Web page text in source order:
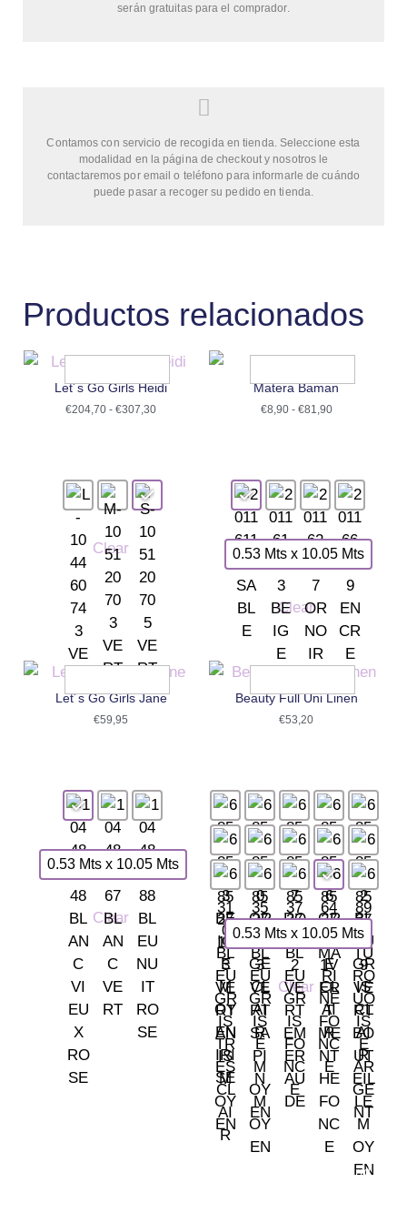
serán gratuitas para el comprador.
Contamos con servicio de recogida en tienda. Seleccione esta
modalidad en la página de checkout y nosotros le
contactaremos por email o teléfono para informarle de cuándo
puede pasar a recoger su pedido en tienda.
Productos relacionados
Let´s Go Girls Heidi
€204,70 - €307,30
Clear
Matera Baman
€8,90 - €81,90
0.53 Mts x 10.05 Mts
Clear
Let´s Go Girls Jane
€59,95
0.53 Mts x 10.05 Mts
Clear
Beauty Full Uni Linen
€53,20
0.53 Mts x 10.05 Mts
Clear
Somos tu tienda de papel pintado y decoración en Madrid.